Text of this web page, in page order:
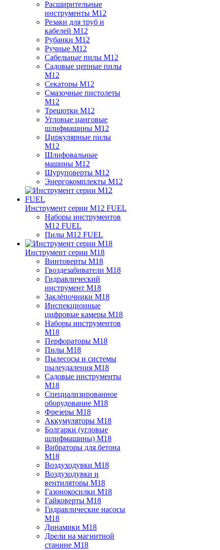
Расширительные
инструменты M12
Резаки для труб и
кабелей M12
Рубанки M12
Ручные M12
Сабельные пилы M12
Садовые цепные пилы
M12
Секаторы M12
Смазочные пистолеты
M12
Трещотки M12
Угловые цанговые
шлифмашины M12
Циркулярные пилы
M12
Шлифовальные
машины M12
Шуруповерты M12
Энергокомплекты M12
Инструмент серии M12 FUEL
Наборы инструментов
M12 FUEL
Пилы M12 FUEL
Инструмент серии M18
Винтоверты M18
Гвоздезабиватели M18
Гидравлический
инструмент M18
Заклёпочники M18
Инспекционные
цифровые камеры M18
Наборы инструментов
M18
Перфораторы M18
Пилы M18
Пылесосы и системы
пылеудаления M18
Садовые инструменты
M18
Специализированное
оборудование M18
Фрезеры M18
Аккумуляторы M18
Болгарки (угловые
шлифмашины) M18
Вибраторы для бетона
M18
Воздуходувки M18
Воздуходувки и
вентиляторы M18
Газонокосилки M18
Гайковерты M18
Гидравлические насосы
M18
Динамики M18
Дрели на магнитной
станине M18